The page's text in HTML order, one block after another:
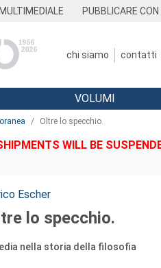
PUBBLICARE CON
chi siamo contatti
VOLUMI
Oltre lo specchio.
WILL BE
Escher
lo specchio.
nella storia della filosofia